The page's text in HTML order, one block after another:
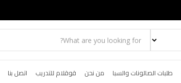
طلبات الصالونات والسبا من نحن قوقلام للتدريب اتصل بنا